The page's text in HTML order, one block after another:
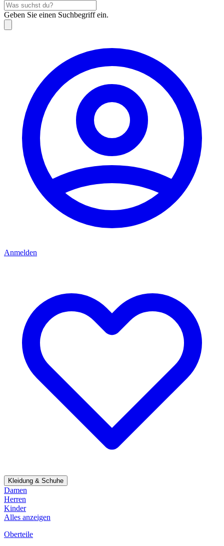
Geben Sie einen Suchbegriff ein.
Anmelden
Kleidung & Schuhe
Damen
Herren
Kinder
Alles anzeigen
Oberteile